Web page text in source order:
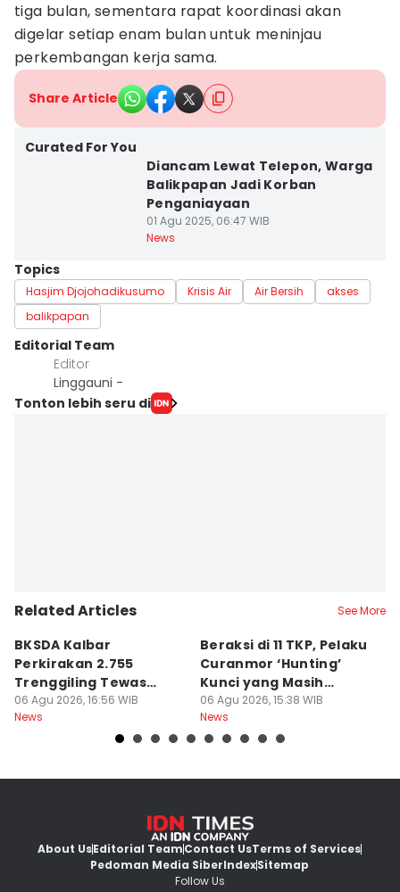
tiga bulan, sementara rapat koordinasi akan
digelar setiap enam bulan untuk meninjau
perkembangan kerja sama.
Share Article
Curated For You
Diancam Lewat Telepon, Warga
Balikpapan Jadi Korban
Penganiayaan
01 Agu 2025, 06:47 WIB
News
Topics
Hasjim Djojohadikusumo Krisis Air Air Bersih
akses
balikpapan
Editorial Team
Editor
Linggauni -
Tonton lebih seru di
Related Articles See More
BKSDA Kalbar
Perkirakan 2.755
Trenggiling Tewas
untuk Dapat 551 Kg Sisik
06 Agu 2026, 16:56 WIB
News
Beraksi di 11 TKP, Pelaku
Curanmor ‘Hunting’
Kunci yang Masih
Menempel
06 Agu 2026, 15:38 WIB
News
About UsEditorial TeamContact UsTerms of Services
Pedoman Media SiberIndexSitemap
Follow Us